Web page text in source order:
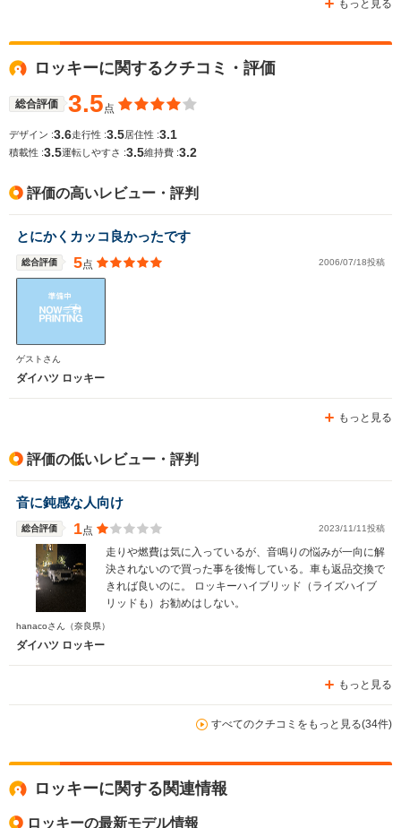
もっと見る
ロッキーに関するクチコミ・評価
総合評価 3.5 点
デザイン :3.6走行性 :3.5居住性 :3.1
積載性 :3.5運転しやすさ :3.5維持費 :3.2
評価の高いレビュー・評判
とにかくカッコ良かったです
総合評価 5点 2006/07/18投稿
ゲストさん
ダイハツ ロッキー
もっと見る
評価の低いレビュー・評判
音に鈍感な人向け
総合評価 1点 2023/11/11投稿
走りや燃費は気に入っているが、音鳴りの悩みが一向に解
決されないので買った事を後悔している。車も返品交換で
きれば良いのに。 ロッキーハイブリッド（ライズハイブ
リッドも）お勧めはしない。
hanacoさん （奈良県）
ダイハツ ロッキー
もっと見る
すべてのクチコミをもっと見る(34件)
ロッキーに関する関連情報
ロッキーの最新モデル情報